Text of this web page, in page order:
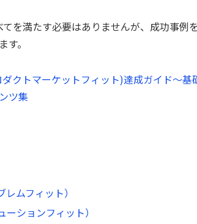
てを満たす必要はありませんが、成功事例
。
ダクトマーケットフィット)達成ガイド～
ツ集
ムフィット）
ションフィット）